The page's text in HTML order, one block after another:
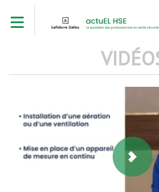
contenu